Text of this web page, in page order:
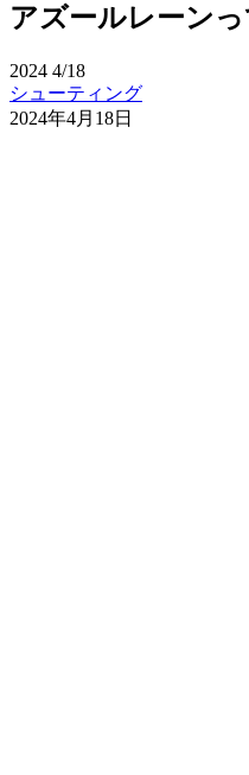
アズールレーン
2024 4/18
シューティング
2024年4月18日